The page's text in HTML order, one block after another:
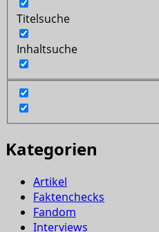
Titelsuche
Inhaltsuche
Kategorien
Artikel
Faktenchecks
Fandom
Interviews